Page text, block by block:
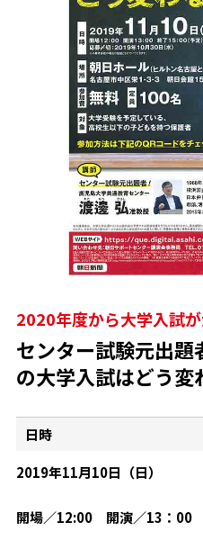
2020年度から大学入試
センター試験元出題
の大学入試はどう変
日時
2019年11月10日（日）
開場／12:00 開演／13：00